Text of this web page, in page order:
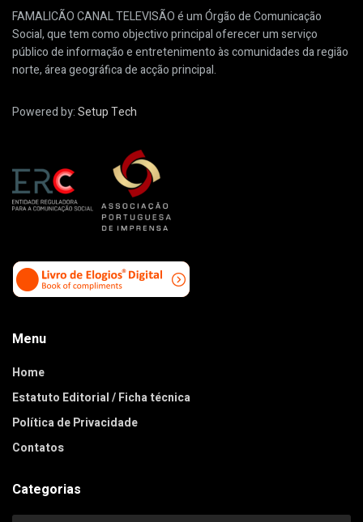
FAMALICÃO CANAL TELEVISÃO é um Órgão de Comunicação
Social, que tem como objectivo principal oferecer um serviço
público de informação e entretenimento às comunidades da região
norte, área geográfica de acção principal.
Powered by:Setup Tech
Menu
Home
Estatuto Editorial / Ficha técnica
Política de Privacidade
Contatos
Categorias